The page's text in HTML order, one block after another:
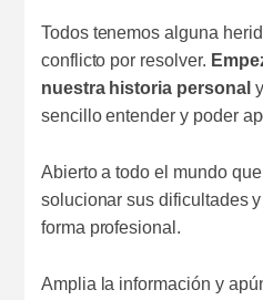
Todos tenemos alguna
conflicto por resolver.
nuestra historia personal
sencillo entender y poder
Abierto a todo el mundo
solucionar sus dificultades
forma profesional.
Amplia la información y